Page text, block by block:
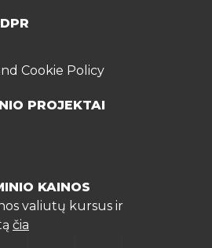
Cookie Policy
PROJEKTAI
KAINOS
valiutų kursus ir
čia